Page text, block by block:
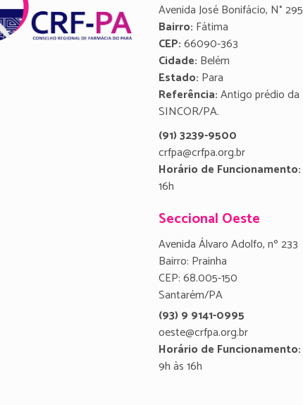
Avenida José Bonifácio, N° 295
Bairro: Fátima
CEP:66090-363
Cidade: Belém
Estado: Para
Referência:Antigo prédio da
SINCOR/PA.
(91) 3239-9500
crfpa@crfpa.org.br
Horário de Funcionamento:
16h
Seccional Oeste
Avenida Álvaro Adolfo, nº 233
Bairro: Prainha
CEP: 68.005-150
Santarém/PA
(93) 9 9141-0995
oeste@crfpa.org.br
Horário de Funcionamento:
9h às 16h